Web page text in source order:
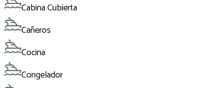
Cabina Cubierta
Cañeros
Cocina
Congelador